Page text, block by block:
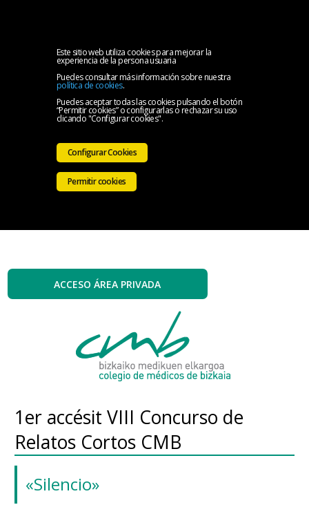
Este sitio web utiliza cookies para mejorar la
experiencia de la persona usuaria
Puedes consultar más información sobre nuestra
política de cookies.
Puedes aceptar todas las cookies pulsando el botón
“Permitir cookies” o configurarlas o rechazar su uso
clicando "Configurar cookies".
Configurar Cookies
Permitir cookies
1er accésit VIII Concurso de
Relatos Cortos CMB
«Silencio»